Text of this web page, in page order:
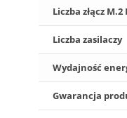
Liczba złącz M.2
Liczba zasilaczy
Wydajność
Gwarancja